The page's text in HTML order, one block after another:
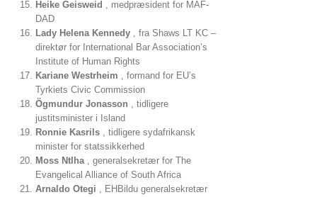
Heike Geisweid , medpræsident for MAF-
DAD
Lady Helena Kennedy , fra Shaws LT KC –
direktør for International Bar Association’s
Institute of Human Rights
Kariane Westrheim , formand for EU’s
Tyrkiets Civic Commission
Ögmundur Jonasson , tidligere
justitsminister i Island
Ronnie Kasrils , tidligere sydafrikansk
minister for statssikkerhed
Moss Ntlha, generalsekretær for The
Evangelical Alliance of South Africa
Arnaldo Otegi , EHBildu generalsekretær